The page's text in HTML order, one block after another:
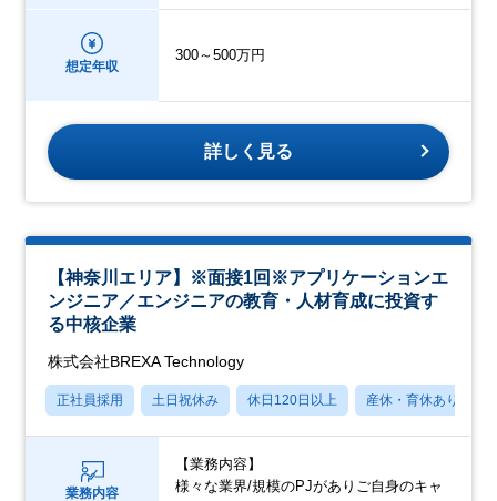
想定年収
300～500万円
詳しく見る
【神奈川エリア】※面接1回※アプリケーションエ
ンジニア／エンジニアの教育・人材育成に投資す
る中核企業
株式会社BREXA Technology
正社員採用 土日祝休み 休日120日以上 産休・育休あり
業務内容
【業務内容】
様々な業界/規模のPJがありご自身のキャ